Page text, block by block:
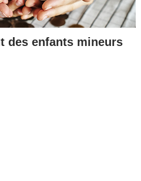
des enfants mineurs